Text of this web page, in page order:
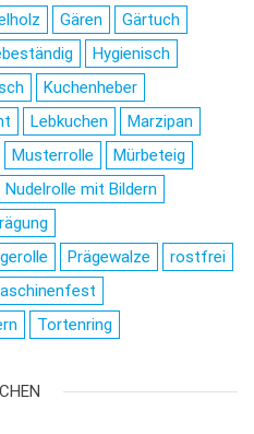
Gären
Gärtuch
Hygienisch
Kuchenheber
Lebkuchen
Marzipan
Musterrolle
Mürbeteig
Nudelrolle mit Bildern
Prägewalze
rostfrei
Tortenring